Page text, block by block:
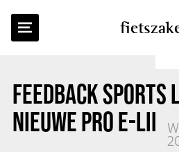
FEEDBACK SPORTS
NIEUWE PRO E-LIFT
TERUG NAAR OVERZICHT